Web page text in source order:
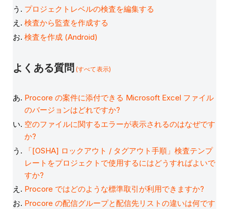
プロジェクトレベルの検査を編集する
検査から監査を作成する
検査を作成 (Android)
よくある質問 (すべて表示)
Procore の案件に添付できる Microsoft Excel ファイル
のバージョンはどれですか?
空のファイルに関するエラーが表示されるのはなぜです
か?
「[OSHA] ロックアウト / タグアウト手順」検査テンプ
レートをプロジェクトで使用するにはどうすればよいで
すか?
Procore ではどのような標準取引が利用できますか?
Procore の配信グループと配信先リストの違いは何です